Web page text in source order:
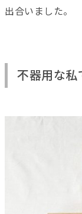
出合いました。
不器用な私